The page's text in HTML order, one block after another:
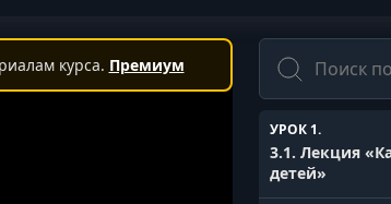
курса. Премиум
Поиск
УРОК 1.
3.1. Лекция
детей»